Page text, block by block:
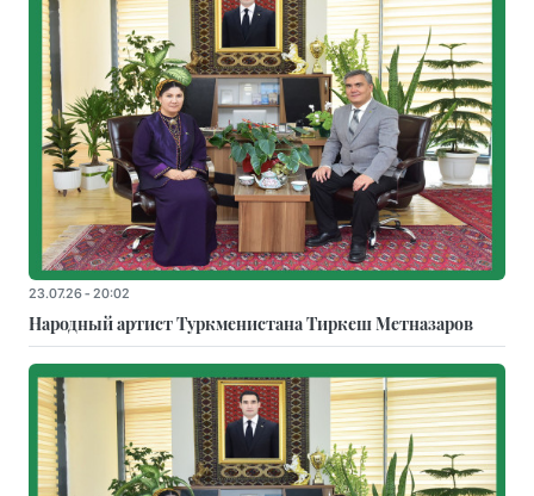
23.07.26 - 20:02
Народный артист Туркменистана Тиркеш Мeтназаров